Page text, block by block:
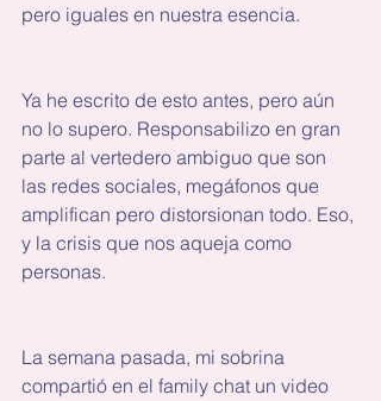
pero iguales en nuestra esencia.
Ya he escrito de esto antes, pero aún
no lo supero. Responsabilizo en gran
parte al vertedero ambiguo que son
las redes sociales, megáfonos que
amplifican pero distorsionan todo. Eso,
y la crisis que nos aqueja como
personas.
La semana pasada, mi sobrina
compartió en el family chat un video